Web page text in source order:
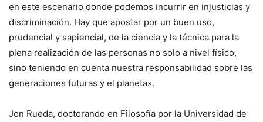
en este escenario donde podemos incurrir en injusticias y
discriminación. Hay que apostar por un buen uso,
prudencial y sapiencial, de la ciencia y la técnica para la
plena realización de las personas no solo a nivel físico,
sino teniendo en cuenta nuestra responsabilidad sobre las
generaciones futuras y el planeta».
Jon Rueda, doctorando en Filosofía por la Universidad de